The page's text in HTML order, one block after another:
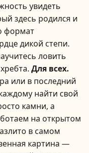
увидеть
здесь родился и
формат
дикой степи.
ловить
Для всех.
или в последний
найти свой
камни, а
на открытом
в самом
картина —